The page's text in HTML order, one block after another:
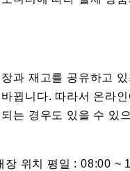
과 재고를 공유하고 있
뀝니다. 따라서 온라인
는 경우도 있을 수 있
장 위치 평일 : 08:00